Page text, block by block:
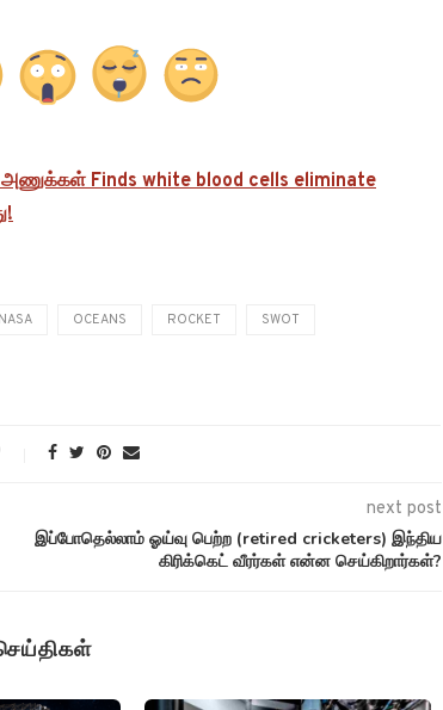
Finds white blood cells eliminate
NASA OCEANS ROCKET SWOT
next post
இப்போதெல்லாம் ஓய்வு பெற்ற (retired cricketers) இந்திய
கிரிக்கெட் வீரர்கள் என்ன செய்கிறார்கள்?